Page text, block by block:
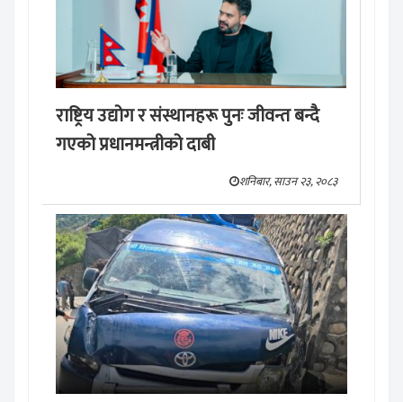
राष्ट्रिय उद्योग र संस्थानहरू पुनः जीवन्त बन्दै
गएको प्रधानमन्त्रीको दाबी
शनिबार, साउन २३, २०८३